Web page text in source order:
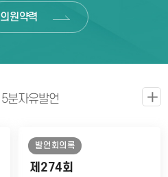
의원약력
발언회의록
제274회
5분자유발언